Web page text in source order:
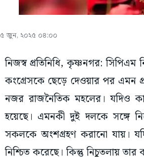
৫ জুন, ২০২৫ ০৪:০০
নিজস্ব প্রতিনিধি, কৃষ্ণনগর:
কংগ্রেসকে ছেড়ে দেওয়ার পর এমন
নজর রাজনৈতিক মহলের। যদিও
হয়েছে। এমনকী দুই দলকে সঙ্গে
সকলকে অংশগ্রহণ করানো যায়।
নিশ্চিত করেছে। কিন্তু নিচুতলায় তার